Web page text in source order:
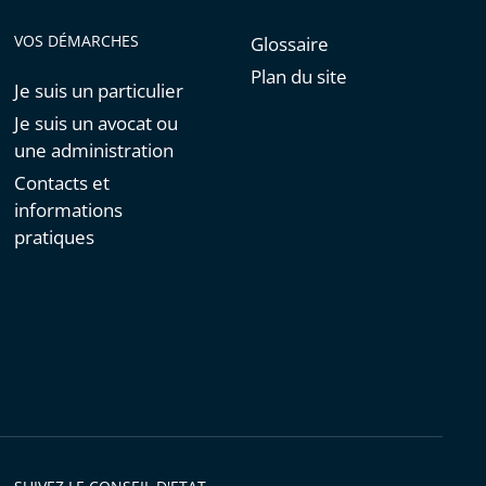
VOS DÉMARCHES
Je suis un particulier
Je suis un avocat ou
une administration
Contacts et
informations
pratiques
Glossaire
Plan du site